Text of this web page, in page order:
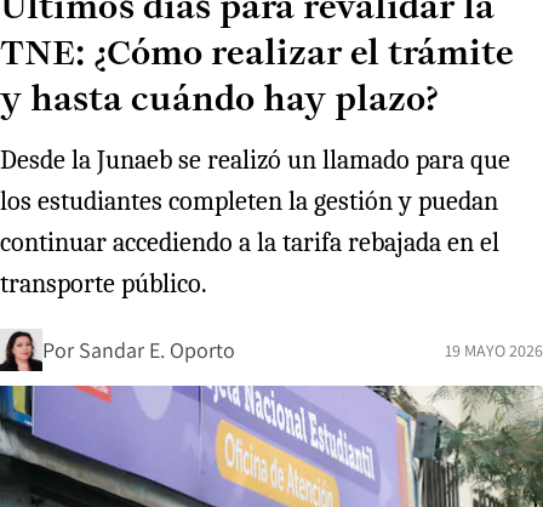
Últimos días para revalidar la
TNE: ¿Cómo realizar el trámite
y hasta cuándo hay plazo?
Desde la Junaeb se realizó un llamado para que
los estudiantes completen la gestión y puedan
continuar accediendo a la tarifa rebajada en el
transporte público.
Por Sandar E. Oporto 19 MAYO 2026